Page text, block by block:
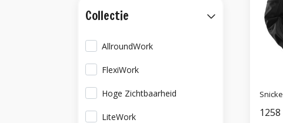
Collectie
AllroundWork
FlexiWork
Hoge Zichtbaarheid
LiteWork